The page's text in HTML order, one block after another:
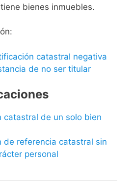
bienes inmuebles.
catastral negativa
de no ser titular
catastral de un solo bien
de referencia catastral sin
personal